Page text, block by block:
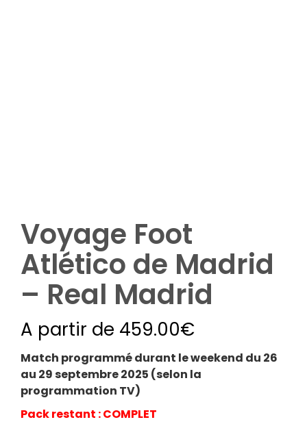
Voyage Foot
Atlético de Madrid
– Real Madrid
A partir de 459.00€
Match programmé durant le weekend du 26
au 29 septembre 2025 (selon la
programmation TV)
Pack restant : COMPLET